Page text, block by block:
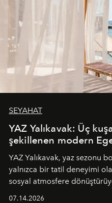
SEYAHAT
YAZ Yalıkavak: Üç
şekillenen modern
YAZ Yalıkavak, yaz sezonu
yalnızca bir tatil deneyimi
sosyal atmosfere
07.14.2026